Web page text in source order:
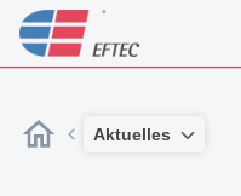
Aktuelles